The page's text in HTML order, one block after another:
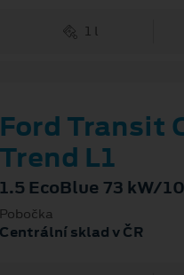
1 l
Ford Transit
Trend L1
1.5 EcoBlue 73 kW/
Pobočka
Centrální sklad v ČR